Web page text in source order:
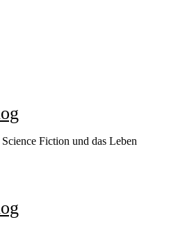
Fiction und das Leben